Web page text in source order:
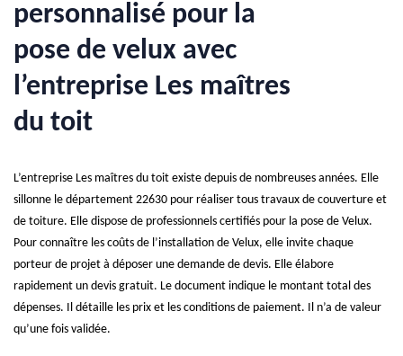
personnalisé pour la
pose de velux avec
l’entreprise Les maîtres
du toit
L’entreprise Les maîtres du toit existe depuis de nombreuses années. Elle
sillonne le département 22630 pour réaliser tous travaux de couverture et
de toiture. Elle dispose de professionnels certifiés pour la pose de Velux.
Pour connaître les coûts de l’installation de Velux, elle invite chaque
porteur de projet à déposer une demande de devis. Elle élabore
rapidement un devis gratuit. Le document indique le montant total des
dépenses. Il détaille les prix et les conditions de paiement. Il n’a de valeur
qu’une fois validée.